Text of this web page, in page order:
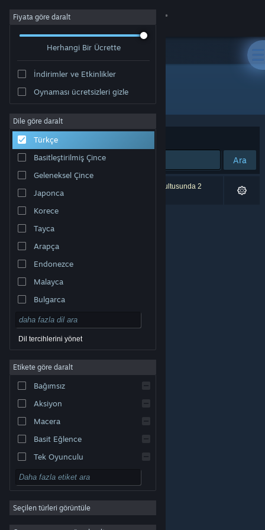
Giriş yap
Hakkında
Destek
Dili değiştir
Steam mobil uygulamasını yükle
Masaüstü internet sitesini görüntüle
© Valve Corporation. Tüm hakları saklıdır. Tüm ticari
markalar, ABD ve diğer ülkelerde ilgili sahiplerinin
mülkiyetindedir.Gizlilik Politikası|Yasal Bilgi|
Erişilebilirlik|Steam Abonelik Sözleşmesi
Çerezler
Fiyata göre daralt
Herhangi Bir Ücrette
İndirimler ve Etkinlikler
Oynaması ücretsizleri gizle
Dile göre daralt
Türkçe
Basitleştirilmiş Çince
Geleneksel Çince
Japonca
Korece
Tayca
Arapça
Endonezce
Malayca
Bulgarca
Çekçe
Danca
Almanca
İngilizce
Kastilya İspanyolcası
Latin Amerika İspanyolcası
Dil tercihlerini yönet
Etikete göre daralt
Bağımsız
Aksiyon
Macera
Basit Eğlence
Tek Oyunculu
Simülasyon
RYO
Strateji
2D
Seçilen türleri görüntüle
Geliştirici: Darkraven
Sırala Uygunluk
Ara
0 sonuç aramanızla eşleşiyor. Tercihleriniz doğrultusunda 2
ürün dâhil edilmedi.